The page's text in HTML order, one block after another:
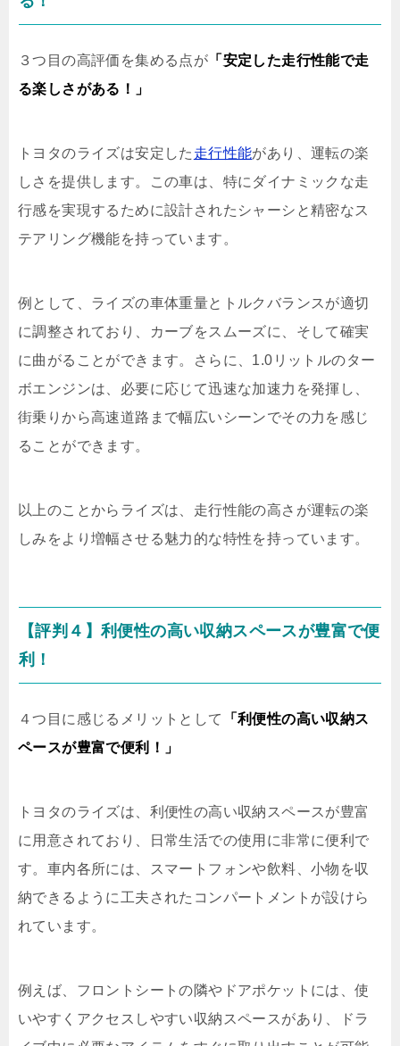
３つ目の高評価を集める点が 「安定した走行性能で走
る楽しさがある！」
トヨタのライズは安定した 走行性能があり、運転の楽
しさを提供します。この車は、特にダイナミックな走
行感を実現するために設計されたシャーシと精密なス
テアリング機能を持っています。
例として、ライズの車体重量とトルクバランスが適切
に調整されており、カーブをスムーズに、そして確実
に曲がることができます。さらに、1.0リットルのター
ボエンジンは、必要に応じて迅速な加速力を発揮し、
街乗りから高速道路まで幅広いシーンでその力を感じ
ることができます。
以上のことからライズは、走行性能の高さが運転の楽
しみをより増幅させる魅力的な特性を持っています。
【評判４】利便性の高い収納スペースが豊富で便
利！
４つ目に感じるメリットとして
「利便性の高い収納ス
ペースが豊富で便利！」
トヨタのライズは、利便性の高い収納スペースが豊富
に用意されており、日常生活での使用に非常に便利で
す。車内各所には、スマートフォンや飲料、小物を収
納できるように工夫されたコンパートメントが設けら
れています。
例えば、フロントシートの隣やドアポケットには、使
いやすくアクセスしやすい収納スペースがあり、ドラ